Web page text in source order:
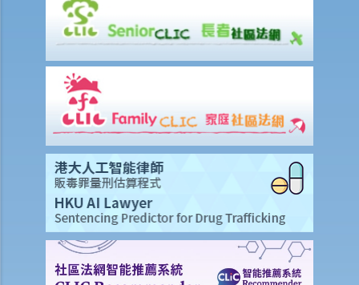
除上述的赔偿外，我可否就工伤而获得其他赔偿（例如医药费）？
工伤或有关意外之报告
雇主向劳工处报告与工作有关的意外之时限是多久？
雇员可否向劳工处报告与工作有关的意外？
其他有关工伤的事项
如何安排支付工伤赔偿？
若然我不能与雇主和平地解决工伤赔偿问题，将案件呈交法院的时限是
若然我对条例所给予的补偿感到不满，或者我认为雇主忽略了应有的安
全措施，我可否进一步提出申索？